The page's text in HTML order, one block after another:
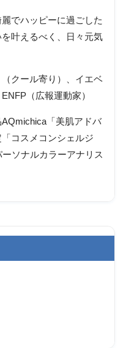
でハッピーに過ごした
叶えるべく、日々元気
（クール寄り）、イエベ
（広報運動家）
AQmichica「美肌アドバ
コスメコンシェルジ
ソナルカラーアナリス